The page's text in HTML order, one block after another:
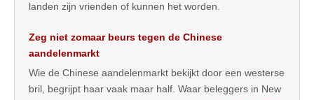
landen zijn vrienden of kunnen het worden.
Zeg niet zomaar beurs tegen de Chinese
aandelenmarkt
Wie de Chinese aandelenmarkt bekijkt door een westerse
bril, begrijpt haar vaak maar half. Waar beleggers in New